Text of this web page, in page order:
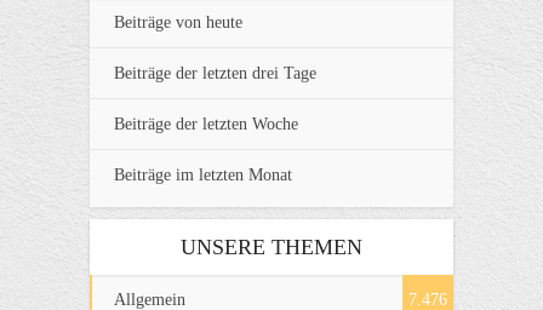
Beiträge von heute
Beiträge der letzten drei Tage
Beiträge der letzten Woche
Beiträge im letzten Monat
UNSERE THEMEN
Allgemein 7.476